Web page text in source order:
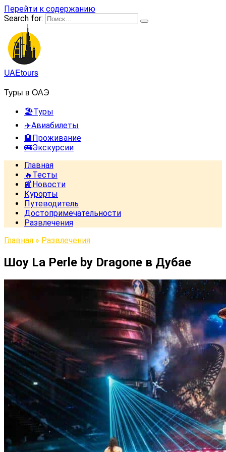
Перейти к содержанию
Search for:
UAEtours
Туры в ОАЭ
🏖️Туры
✈️Авиабилеты
🏨Проживание
🚌Экскурсии
Главная
🔥Тесты
📰Новости
Курорты
Путеводитель
Достопримечательности
Развлечения
Главная » Развлечения
Шоу La Perle by Dragone в Дубае